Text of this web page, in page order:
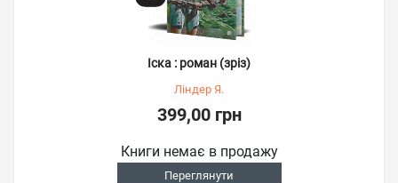
Іска : роман (зріз)
Ліндер Я.
399,00 грн
Книги немає в продажу
Переглянути